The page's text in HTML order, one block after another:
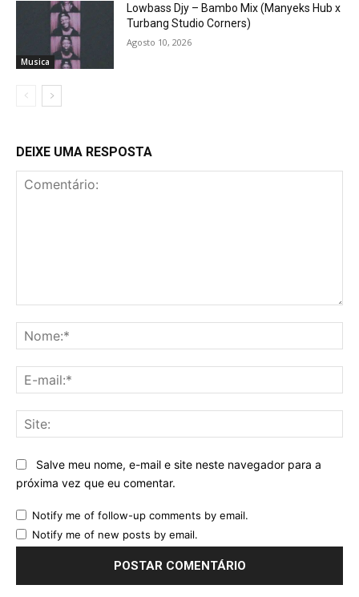
Musica
Lowbass Djy – Bambo Mix (Manyeks Hub x
Turbang Studio Corners)
Agosto 10, 2026
DEIXE UMA RESPOSTA
Salve meu nome, e-mail e site neste navegador para a
próxima vez que eu comentar.
Notify me of follow-up comments by email.
Notify me of new posts by email.